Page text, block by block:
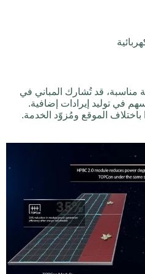
مناسبة، قد تُشارك المباني في
في توليد إيرادات إضافية.
باختلاف الموقع ومُزوّد الخدمة.